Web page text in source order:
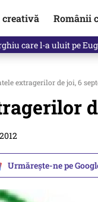
creativă Românii
septembrie
extragerilor de joi, 6
Urmărește-ne pe